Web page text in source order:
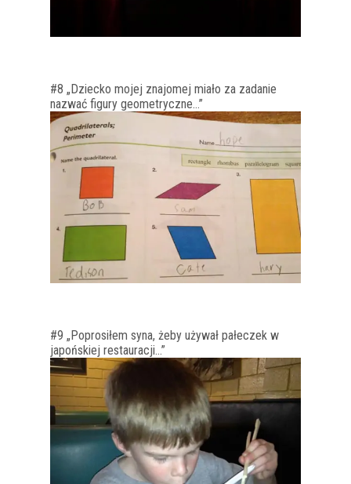
#8 „Dziecko mojej znajomej miało za zadanie
nazwać figury geometryczne…”
#9 „Poprosiłem syna, żeby używał pałeczek w
japońskiej restauracji…”